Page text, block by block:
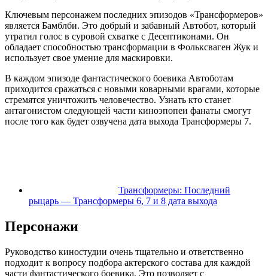
Ключевым персонажем последних эпизодов «Трансформеров»
является Бамблби. Это добрый и забавный Автобот, который
утратил голос в суровой схватке с Десептиконами. Он
обладает способностью трансформации в Фольксваген Жук и
использует свое умение для маскировки.
В каждом эпизоде фантастического боевика Автоботам
приходится сражаться с новыми коварными врагами, которые
стремятся уничтожить человечество. Узнать кто станет
антагонистом следующей части киноэпопеи фанаты смогут
после того как будет озвучена дата выхода Трансформеры 7.
Трансформеры: Последний
рыцарь — Трансформеры 6, 7 и 8 дата выхода
Персонажи
Руководство киностудии очень тщательно и ответственно
подходит к вопросу подбора актерского состава для каждой
части фантастического боевика. Это позволяет с